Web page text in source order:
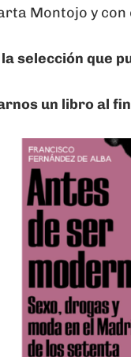
Montojo y
selección que
un libro al